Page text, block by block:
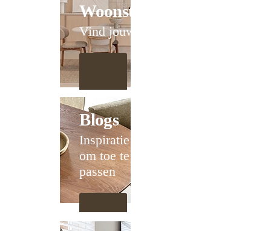
Woonstijlen
Vind jouw stijl
Blogs
Inspiratie
om toe te
passen